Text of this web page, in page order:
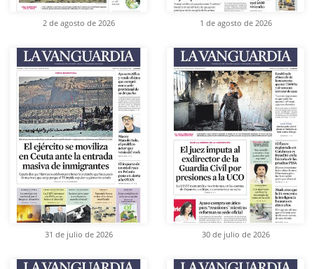
2 de agosto de 2026 1 de agosto de 2026
31 de julio de 2026 30 de julio de 2026